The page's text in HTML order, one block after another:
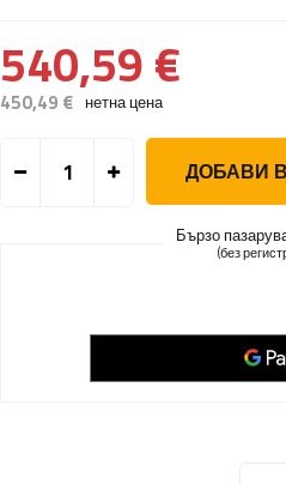
540,59 €
450,49 € нетна цена
ДОБАВИ
Бързо
(без